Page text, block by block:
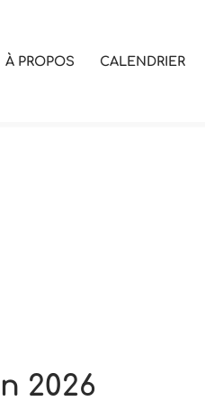
À PROPOS CALENDRIER
2026